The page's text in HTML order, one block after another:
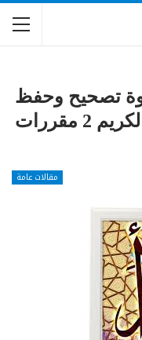
تصحيح وحفظ
سورة الطور مادة القرآن الكريم 2 مقررات
مقالات عامة